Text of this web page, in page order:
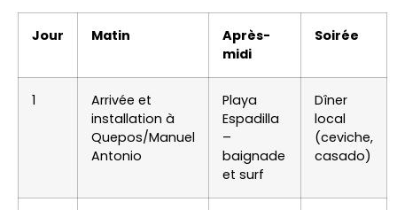
Jour Matin
Après-
midi
Soirée
1
Arrivée et
installation à
Quepos/Manuel
Antonio
Playa
Espadilla
–
baignade
et surf
Dîner
local
(ceviche,
casado)